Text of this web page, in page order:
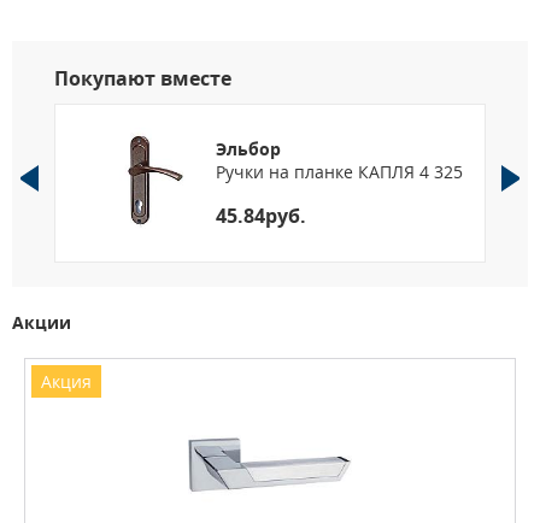
Покупают вместе
Эльбор
Ручки на планке КАПЛЯ 4 325
45.84руб.
Акции
Акция